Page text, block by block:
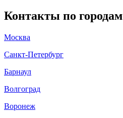
Контакты по городам
Москва
Санкт-Петербург
Барнаул
Волгоград
Воронеж